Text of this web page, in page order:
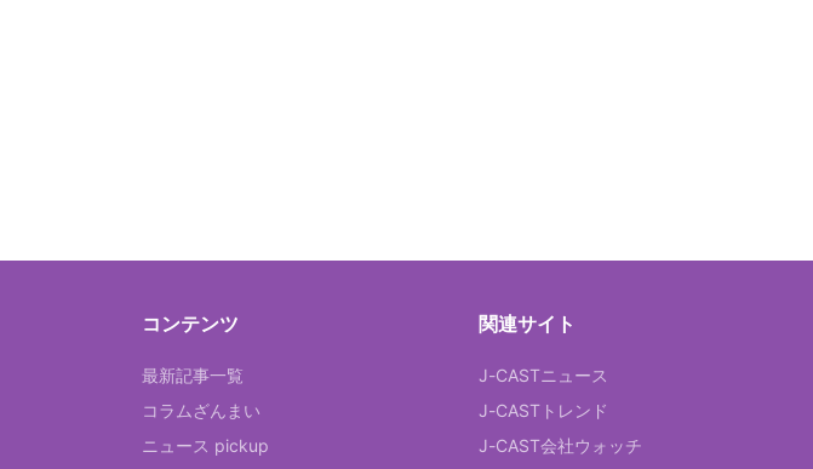
コンテンツ
最新記事一覧
コラムざんまい
ニュース pickup
関連サイト
J-CASTニュース
J-CASTトレンド
J-CAST会社ウォッチ